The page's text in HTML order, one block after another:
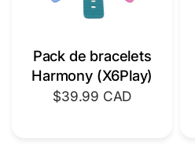
Pack de bracelets
Harmony (X6Play)
$39.99 CAD